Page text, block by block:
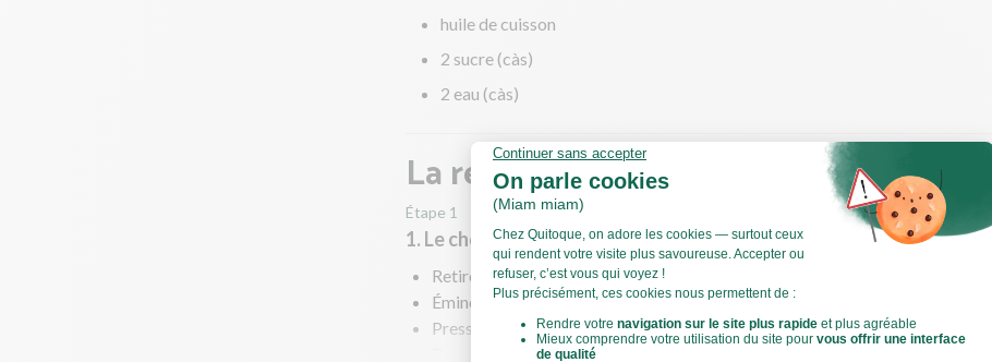
huile de cuisson
2 sucre (càs)
2 eau (càs)
La recette
Étape 1
1. Le chou pak choy
Retirez la base du chou pak choy et effeuillez-le.
Émincez l'oignon.
Pressez ou hachez l'ail.
Dans une sauteuse, faites chauffer un filet d'huile de cuisson à feu moyen à vif.
Voir toute la recette